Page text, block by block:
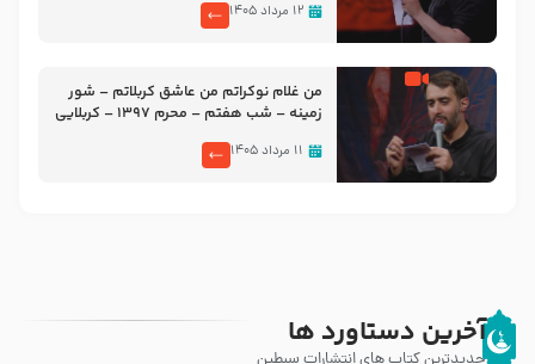
۱۲ مرداد ۱۴۰۵
من غلام نوکراتم من عاشق کربلاتم – شور
زمینه – شب هفتم – محرم 1397 – کربلایی
۱۱ مرداد ۱۴۰۵
آخرین دستاورد ها